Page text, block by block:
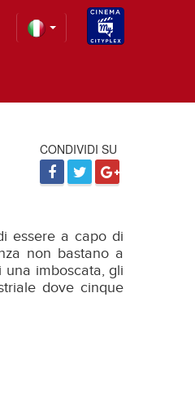
CONDIVIDI SU
essere a capo di
non bastano a
imboscata, gli
dove cinque